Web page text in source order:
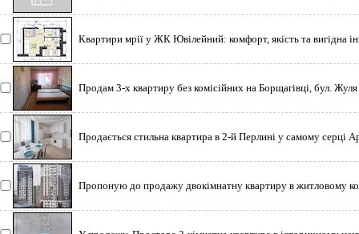
Квартири мрії у ЖК Ювілейний: комфорт, якість та вигідна
Продам 3-х квартиру без комісійних на Борщагівці, бул.
Продається стильна квартира в 2-й Перлині у самому серці
Пропоную до продажу двокімнатну квартиру в житловому